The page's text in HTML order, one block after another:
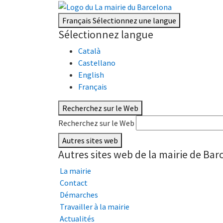
Français Sélectionnez une langue
Sélectionnez langue
Català
Castellano
English
Français
Recherchez sur le Web
Recherchez sur le Web
Autres sites web
Autres sites web de la mairie de
La mairie
Contact
Démarches
Travailler à la mairie
Actualités